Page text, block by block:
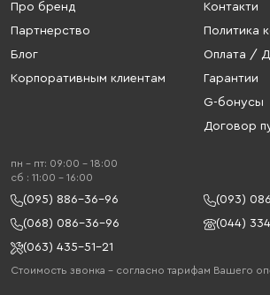
Про бренд
Партнерство
Блог
Корпоративным клиентам
Контакти
Политика
Оплата /
Гарантии
G-бонусы
Договор
пн - пт: 09:00 - 18:00
cб : 11:00 - 16:00
(095) 886-36-96
(093)
(068) 086-36-96
(044)
(063) 435-51-21
Стоимость звонка – согласно тарифам Вашего